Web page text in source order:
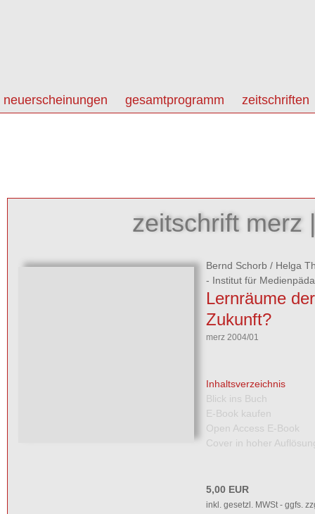
neuerscheinungen gesamtprogramm zeitschriften
zeitschrift merz
Bernd Schorb / Helga
- Institut für
Lernräume der
Zukunft?
merz 2004/01
Inhaltsverzeichnis
Blick ins Buch
E-Book kaufen
Open Access E-Book
Cover in hoher
5,00 EUR
inkl. gesetzl. MWSt - ggfs.